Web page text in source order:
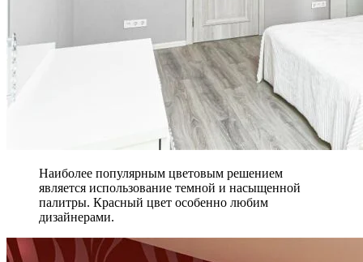
Наиболее популярным цветовым решением
является использование темной и насыщенной
палитры. Красный цвет особенно любим
дизайнерами.